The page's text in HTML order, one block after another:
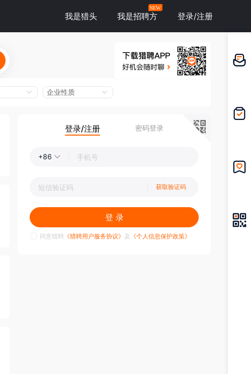
我是猎头 我是招聘方
NEW
登录/注册
企业性质
登录/注册 密码登录
+86
获取验证码
登 录
同意猎聘 《猎聘用户服务协议》 及 《个人信息保护政策》